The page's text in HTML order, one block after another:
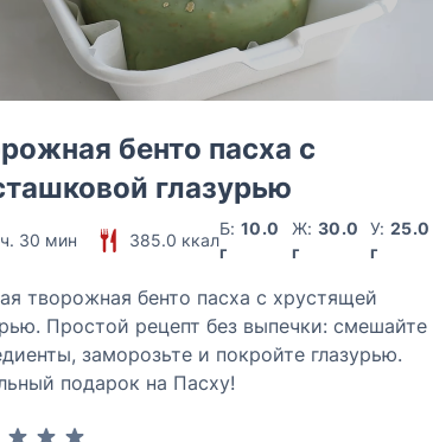
бенто пасха с
глазурью
30 мин 385.0 ккал
Б:10.0
г
Ж: 30.0
г
У:25.0
г
творожная бенто пасха с хрустящей
Простой рецепт без выпечки: смешайте
заморозьте и покройте глазурью.
подарок на Пасху!